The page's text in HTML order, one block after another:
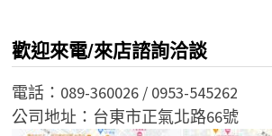
歡迎來電/來店諮詢洽談
電話：089-360026 / 0953-545262
公司地址：台東市正氣北路66號